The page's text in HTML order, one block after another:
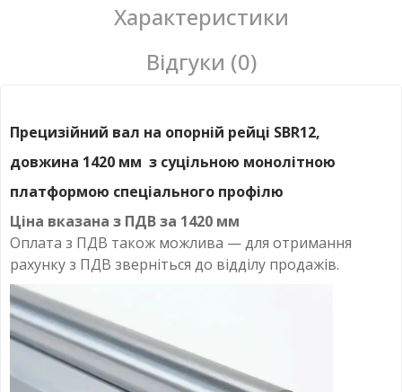
Характеристики
Відгуки (0)
Прецизійний вал на опорній рейці SBR12,
довжина 1420 мм з суцільною монолітною
платформою спеціального профілю
Ціна вказана з ПДВ за 1420 мм
Оплата з ПДВ також можлива — для отримання
рахунку з ПДВ зверніться до відділу продажів.